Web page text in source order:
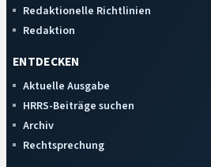
Redaktionelle Richtlinien
Redaktion
ENTDECKEN
Aktuelle Ausgabe
HRRS-Beiträge suchen
Archiv
Rechtsprechung